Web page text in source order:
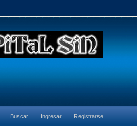
Buscar Ingresar Registrarse